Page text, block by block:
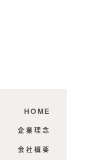
HOME
企業理念
会社概要